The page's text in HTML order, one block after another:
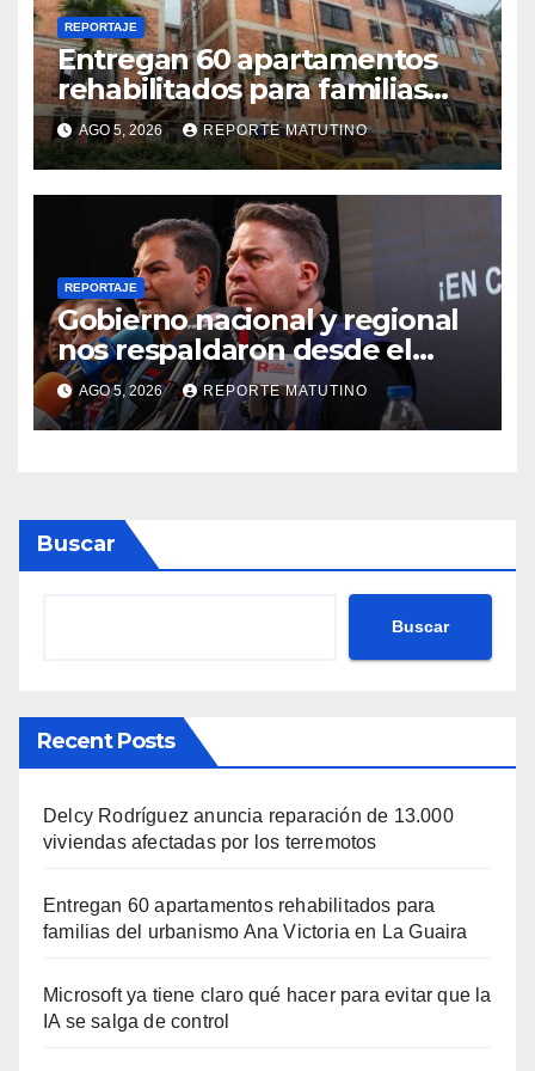
REPORTAJE
Entregan 60 apartamentos
rehabilitados para familias
del urbanismo Ana Victoria
en La Guaira
AGO 5, 2026 REPORTE MATUTINO
REPORTAJE
Gobierno nacional y regional
nos respaldaron desde el
primer momento tras
terremotos del 24J
AGO 5, 2026 REPORTE MATUTINO
Buscar
Buscar
Recent Posts
Delcy Rodríguez anuncia reparación de 13.000
viviendas afectadas por los terremotos
Entregan 60 apartamentos rehabilitados para
familias del urbanismo Ana Victoria en La Guaira
Microsoft ya tiene claro qué hacer para evitar que la
IA se salga de control